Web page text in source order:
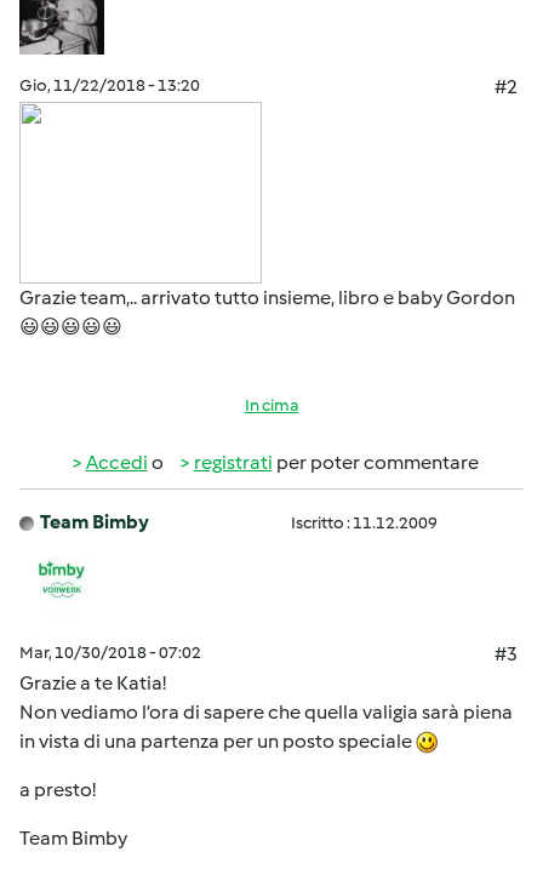
Gio, 11/22/2018 - 13:20 #2
Grazie team,.. arrivato tutto insieme, libro e baby Gordon
😃😃😃😃😃
In cima
Accedi o registrati per poter commentare
Team Bimby Iscritto : 11.12.2009
Mar, 10/30/2018 - 07:02
#3
Grazie a te Katia!
Non vediamo l’ora di sapere che quella valigia sarà piena
in vista di una partenza per un posto speciale
a presto!
Team Bimby